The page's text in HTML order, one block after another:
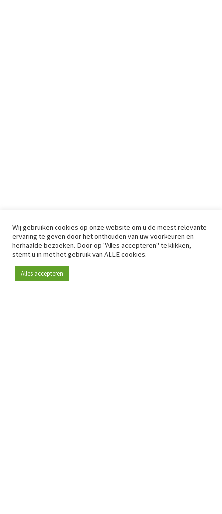
Wij gebruiken cookies op onze website om u de meest relevante
ervaring te geven door het onthouden van uw voorkeuren en
herhaalde bezoeken. Door op "Alles accepteren" te klikken,
stemt u in met het gebruik van ALLE cookies.
Alles accepteren